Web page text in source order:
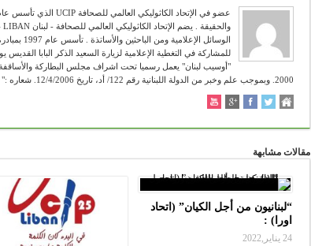
الوسائل
للمشاركة في التغطية الإعلامية لزيارة السعيد الذكر البابا
2000. وبموجب علم وخبر من الدولة اللبنانية رقم 122/ أد، تاريخ 12/4/2006. شعاره :" تعرفون الحق والحق يحرركم " (يوحنا 8:38 ).
مقالات مشابهة
“لبنانيون من أجل الكيان” (اتحاد
اورا) :
24 يناير,2022